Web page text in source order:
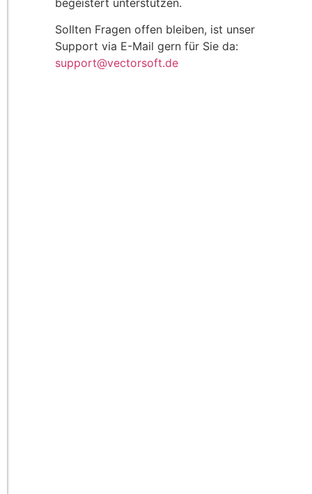
begeistert unterstützen.
Sollten Fragen offen bleiben, ist unser
Support via E-Mail gern für Sie da:
support@vectorsoft.de